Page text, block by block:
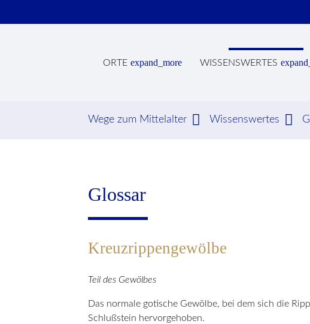
ORTE expand_more WISSENSWERTES
Wege zum Mittelalter Wissenswertes
Glossar
Kreuzrippengewölbe
Teil des Gewölbes
Das normale gotische Gewölbe, bei dem sich die
Schlußstein hervorgehoben.